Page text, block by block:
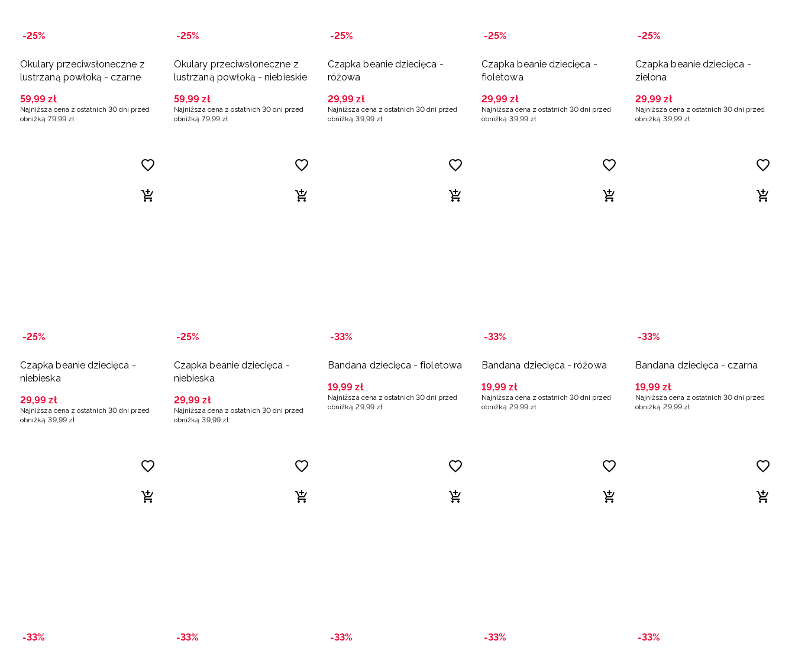
-25%
Okulary przeciwsłoneczne z
lustrzaną powłoką - czarne
59,99 zł
Najniższa cena z ostatnich 30 dni przed
obniżką 79,99 zł
-25%
Okulary przeciwsłoneczne z
lustrzaną powłoką - niebieskie
59,99 zł
Najniższa cena z ostatnich 30 dni przed
obniżką 79,99 zł
-25%
Czapka beanie dziecięca -
różowa
29,99 zł
Najniższa cena z ostatnich 30 dni przed
obniżką 39,99 zł
-25%
Czapka beanie dziecięca -
fioletowa
29,99 zł
Najniższa cena z ostatnich 30 dni przed
obniżką 39,99 zł
-25%
Czapka beanie dziecięca -
zielona
29,99 zł
Najniższa cena z ostatnich 30 dni przed
obniżką 39,99 zł
-25%
Czapka beanie dziecięca -
niebieska
29,99 zł
Najniższa cena z ostatnich 30 dni przed
obniżką 39, 99 zł
-25%
Czapka beanie dziecięca -
niebieska
29,99 zł
Najniższa cena z ostatnich 30 dni przed
obniżką 39, 99 zł
-33%
Bandana dziecięca - fioletowa
19,99 zł
Najniższa cena z ostatnich 30 dni przed
obniżką 29, 99 zł
-33%
Bandana dziecięca - różowa
19,99 zł
Najniższa cena z ostatnich 30 dni przed
obniżką 29, 99 zł
-33%
Bandana dziecięca - czarna
19,99 zł
Najniższa cena z ostatnich 30 dni przed
obniżką 29, 99 zł
-33% -33% -33% -33% -33%